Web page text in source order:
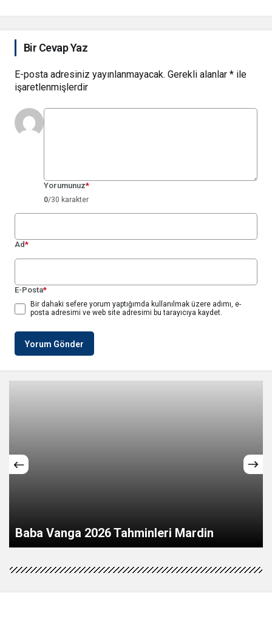
Bir Cevap Yaz
E-posta adresiniz yayınlanmayacak. Gerekli alanlar * ile
işaretlenmişlerdir
Yorumunuz*
0/30 karakter
Ad*
E-Posta*
Bir dahaki sefere yorum yaptığımda kullanılmak üzere adımı, e-
posta adresimi ve web site adresimi bu tarayıcıya kaydet.
Yorum Gönder
ağır 3 yaralı